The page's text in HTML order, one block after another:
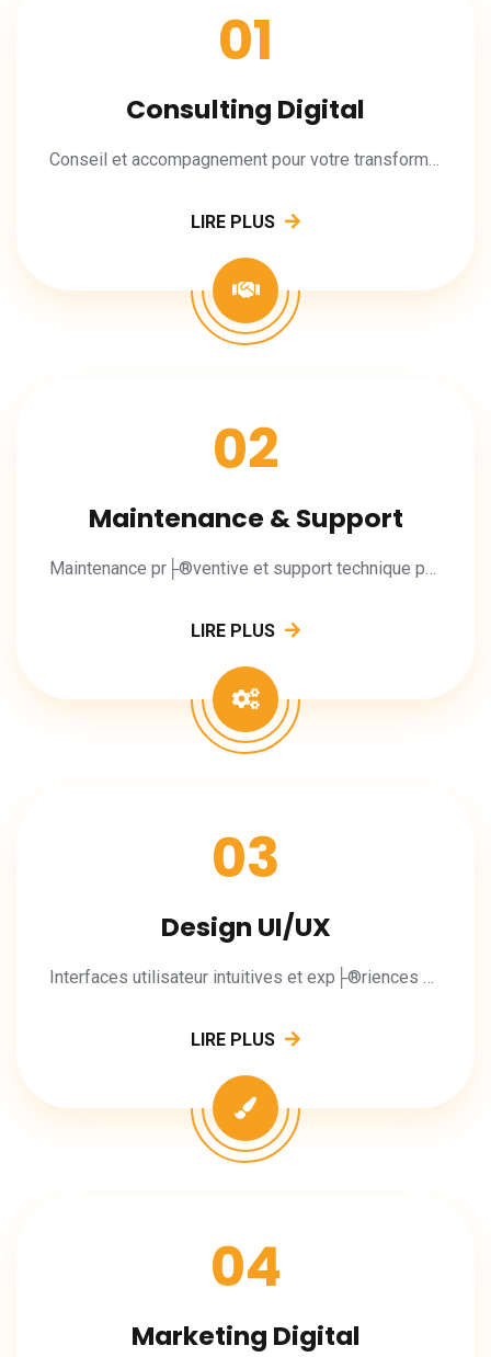
01
Consulting Digital
Conseil et accompagnement pour votre transformation digitale.
LIRE PLUS
02
Maintenance & Support
Maintenance pr├®ventive et support technique pour vos applications.
LIRE PLUS
03
Design UI/UX
Interfaces utilisateur intuitives et exp├®riences m├®morables.
LIRE PLUS
04
Marketing Digital